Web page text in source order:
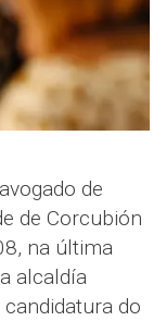
de
de Corcubión
na última
alcaldía
do